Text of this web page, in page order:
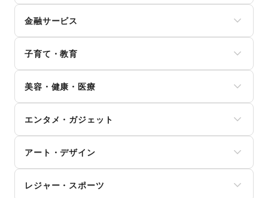
腕時計
靴
バッグ・革小物
ファッション雑貨
和服・着物
古着
その他ファッション
コーヒー・紅茶
その他飲料
食材・調味料
物産展・マルシェ
キッチンカー・移動販売
野菜・果物・生鮮食品
その他フード・飲食
キッチン雑貨・調理器具
掃除用品・生活便利品
文房具
手芸・ハンドメイド
花・盆栽・ドライフラワー
犬・猫・ペット
日用雑貨
食器・陶磁器
その他インテリア・生活雑貨
インターネット・プロバイダ
電気・ガス
ウォーターサーバー
ハウスクリーニング・家事代行
定期宅配
リサイクル雑貨・古本
冠婚葬祭
資格・習い事
リフォーム
住宅（購入・賃貸）
たばこ
修理・メンテナンス
金融サービス
保険
銀行
住宅ローン
証券・FX
不動産投資
その他金融サービス
子育て・教育
ランドセル
学習教材・通信教育
子供向け教室・レッスン
塾・家庭教師
おもちゃ・絵本
その他子育て・教育
美容・健康・医療
ダイエット・健康グッズ
美容・コスメ・香水
ヘアケア・シャンプー
美容家電
ヘアサロン・ネイルサロン
マッサージ・整体
エンタメ・ガジェット
スマホアクセサリー
ガジェット
ゲーム
アニメ
アート・デザイン
写真・イラストレーション
レジャー・スポーツ